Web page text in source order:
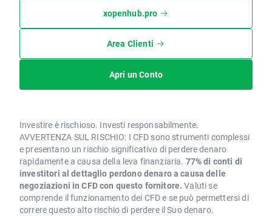
xopenhub.pro
Area Clienti
Apri un Conto
Investire è rischioso. Investi responsabilmente.
AVVERTENZA SUL RISCHIO: I CFD sono strumenti complessi
e presentano un rischio significativo di perdere denaro
rapidamente a causa della leva finanziaria. 77% di conti di
investitori al dettaglio perdono denaro a causa delle
negoziazioni in CFD con questo fornitore. Valuti se
comprende il funzionamento dei CFD e se può permettersi di
correre questo alto rischio di perdere il Suo denaro.